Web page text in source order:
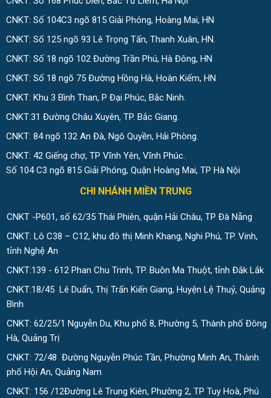
CNKT: Số 104C3 ngõ 815 Giải Phóng, Hoàng Mai, HN
CNKT: Số 125 ngõ 93 Lê Trọng Tấn, Thanh Xuân, HN.
CNKT: Số 18 ngõ 102 Đường Trần Phú, Hà Đông, HN
CNKT: Số 18 ngõ 75 Đường Hồng Hà, Hoàn Kiếm, HN
CNKT: Khu 3 Bình Than, P Đại Phúc, Bắc Ninh.
CNKT:31 Đường Châu Xuyên, TP. Bắc Giang.
CNKT: 84 ngõ 132 An Đà, Ngô Quyền, Hải Phòng.
CNKT: 42 Giếng chợ, TP Vĩnh Yên, Vĩnh Phúc.
Số 104 C3 ngõ 815 Giải Phóng, Quận Hoàng Mai, TP Hà Nội
CHI NHÁNH MIỀN TRUNG
CNKT -P601, số 62/35 Thái Phiên, quận Hải Châu, TP Đà Nẵng
CNKT: Lô C38 – C12, khu đô thị Minh Khang, Nghi Phú, TP. Vinh,
tỉnh Nghệ An
CNKT:139 - 612 Phan Chu Trinh, TP. Buôn Ma Thuột, tỉnh Đắk Lắk
CNKT:18/45 Lê Duẩn, Thị Trấn Kiến Giang, Huyện Lệ Thuỷ, Quảng
Bình
CNKT: 62/25/1 Nguyễn Du, Khu phố 8, Phường 5, Thành phố Đông
Hà, Quảng Trị
CNKT: 72/48 Đường Nguyễn Phúc Tần, Phường Minh An, Thành
phố Hội An, Quảng Nam
CNKT: 156 /12Đường Lê Trung Kiên, Phường 2, TP Tuy Hoà, Phú